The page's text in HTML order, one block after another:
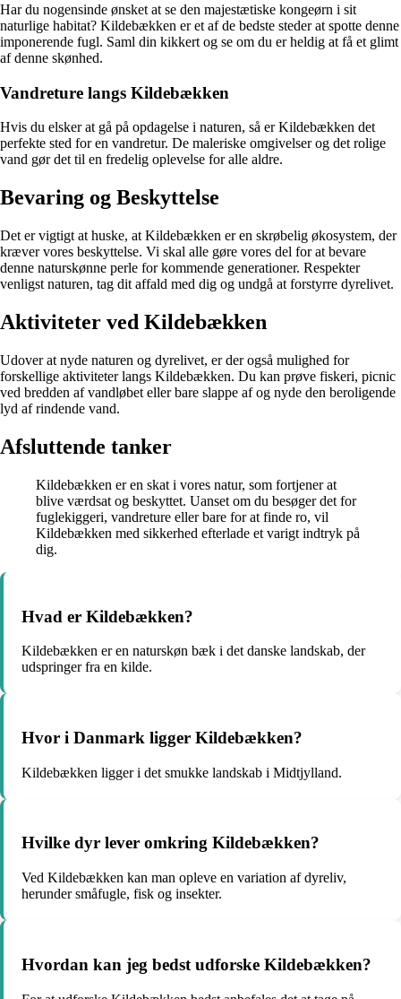
Har du nogensinde ønsket at se den majestætiske kongeørn i sit
naturlige habitat? Kildebækken er et af de bedste steder at spotte denne
imponerende fugl. Saml din kikkert og se om du er heldig at få et glimt
af denne skønhed.
Vandreture langs Kildebækken
Hvis du elsker at gå på opdagelse i naturen, så er Kildebækken det
perfekte sted for en vandretur. De maleriske omgivelser og det rolige
vand gør det til en fredelig oplevelse for alle aldre.
Bevaring og Beskyttelse
Det er vigtigt at huske, at Kildebækken er en skrøbelig økosystem, der
kræver vores beskyttelse. Vi skal alle gøre vores del for at bevare
denne naturskønne perle for kommende generationer. Respekter
venligst naturen, tag dit affald med dig og undgå at forstyrre dyrelivet.
Aktiviteter ved Kildebækken
Udover at nyde naturen og dyrelivet, er der også mulighed for
forskellige aktiviteter langs Kildebækken. Du kan prøve fiskeri, picnic
ved bredden af vandløbet eller bare slappe af og nyde den beroligende
lyd af rindende vand.
Afsluttende tanker
Kildebækken er en skat i vores natur, som fortjener at
blive værdsat og beskyttet. Uanset om du besøger det for
fuglekiggeri, vandreture eller bare for at finde ro, vil
Kildebækken med sikkerhed efterlade et varigt indtryk på
dig.
Hvad er Kildebækken?
Kildebækken er en naturskøn bæk i det danske landskab, der
udspringer fra en kilde.
Hvor i Danmark ligger Kildebækken?
Kildebækken ligger i det smukke landskab i Midtjylland.
Hvilke dyr lever omkring Kildebækken?
Ved Kildebækken kan man opleve en variation af dyreliv,
herunder småfugle, fisk og insekter.
Hvordan kan jeg bedst udforske Kildebækken?